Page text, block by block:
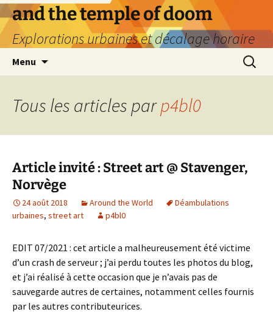
Aller
au
contenu
and the temple of doom
Explorations urbaines et décalage horaire
Menu
Tous les articles parp4bl0
Article invité : Street art @ Stavenger,
Norvège
24 août 2018 Around the World
Déambulations
urbaines, street art p4bl0
EDIT 07/2021 : cet article a malheureusement été victime
d’un crash de serveur ; j’ai perdu toutes les photos du blog,
et j’ai réalisé à cette occasion que je n’avais pas de
sauvegarde autres de certaines, notamment celles fournis
par les autres contributeurices.